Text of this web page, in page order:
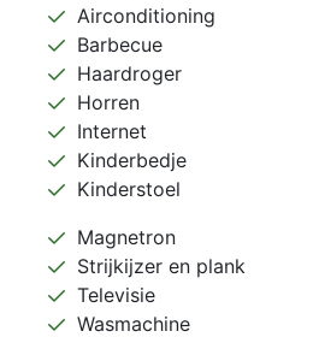
Airconditioning
Barbecue
Haardroger
Horren
Internet
Kinderbedje
Kinderstoel
Magnetron
Strijkijzer en plank
Televisie
Wasmachine